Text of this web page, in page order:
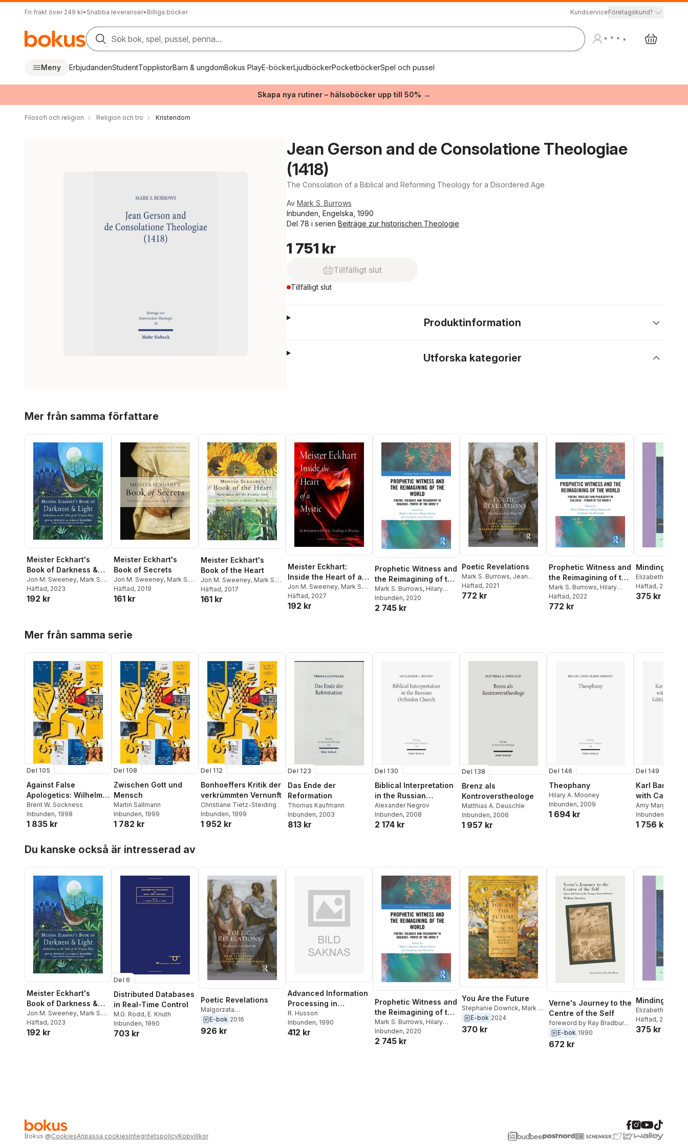
Fri frakt över 249 kr• Snabba leveranser• Billiga böcker KundserviceFöretagskund?
Sök bok, spel, pussel, penna...
Meny ErbjudandenStudentTopplistorBarn & ungdomBokus PlayE-böckerLjudböckerPocketböckerSpel och pussel
Skapa nya rutiner – hälsoböcker upp till 50% →
Filosofi och religion Religion och tro Kristendom
Jean Gerson and de Consolatione Theologiae
(1418)
The Consolation of a Biblical and Reforming Theology for a Disordered Age
Av Mark S. Burrows
Inbunden, Engelska, 1990
Del 78 i serien Beiträge zur historischen Theologie
1 751 kr
Tillfälligt slut
Tillfälligt slut
Produktinformation
Utforska kategorier
Mer från samma författare
Meister Eckhart's
Book of Darkness &
Light
Jon M. Sweeney, Mark S.
Burrows,Meister Eckhart
Häftad, 2023
192 kr
Meister Eckhart's
Book of Secrets
Jon M. Sweeney, Mark S.
Burrows
Häftad, 2019
161 kr
Meister Eckhart's
Book of the Heart
Jon M. Sweeney, Mark S.
Burrows
Häftad, 2017
161 kr
Meister Eckhart:
Inside the Heart of a
Mystic
Jon M. Sweeney, Mark S.
Burrows
Häftad, 2027
192 kr
Prophetic Witness and
the Reimagining of the
World
Mark S. Burrows, Hilary
Davies,Josephine von
Zitzewitz
Inbunden, 2020
2 745 kr
Poetic Revelations
Mark S. Burrows, Jean
Ward,Małgorzata
Grzegorzewska
Häftad, 2021
772 kr
Prophetic Witness and
the Reimagining of the
World
Mark S. Burrows, Hilary
Davies, Josephine von
Zitzewitz
Häftad, 2022
772 kr
Minding the
Elizabeth A.
Elizabeth A.
Burrows
Häftad, 2005
375 kr
Mer från samma serie
Del 105
Against False
Apologetics: Wilhelm
Herrmann and Ernst
Troeltsch in Conflict
Brent W. Sockness
Inbunden, 1998
1 835 kr
Del 108
Zwischen Gott und
Mensch
Martin Sallmann
Inbunden, 1999
1 782 kr
Del 112
Bonhoeffers Kritik der
verkrümmten Vernunft
Christiane Tietz-Steiding
Inbunden, 1999
1 952 kr
Del 123
Das Ende der
Reformation
Thomas Kaufmann
Inbunden, 2003
813 kr
Del 130
Biblical Interpretation
in the Russian
Orthodox Church
Alexander Negrov
Inbunden, 2008
2 174 kr
Del 138
Brenz als
Kontroverstheologe
Matthias A. Deuschle
Inbunden, 2006
1 957 kr
Del 146
Theophany
Hilary A. Mooney
Inbunden, 2009
1 694 kr
Del 149
Karl Barth's
with
Göttingen and
Münster
Amy Marga
Inbunden
1 756 kr
Du kanske också är intresserad av
Meister Eckhart's
Book of Darkness &
Light
Jon M. Sweeney, Mark S.
Burrows,Meister Eckhart
Häftad, 2023
192 kr
Del 6
Distributed Databases
in Real-Time Control
M.G. Rodd, E. Knuth
Inbunden, 1990
703 kr
Poetic Revelations
Malgorzata
Grzegorzewska
Ward, Mark S. Burrows
E-bok 2016
926 kr
Advanced Information
Processing in
Automatic Control
(AIPAC'89)
R. Husson
Inbunden, 1990
412 kr
Prophetic Witness and
the Reimagining of the
World
Mark S. Burrows, Hilary
Davies,Josephine von
Zitzewitz
Inbunden, 2020
2 745 kr
You Are the Future
Stephanie Dowrick, Mark S.
Burrows
E-bok 2024
370 kr
Verne's Journey to the
Centre of the Self
foreword by Ray Bradbury ,
William Butcher
E-bok 1990
672 kr
Minding the
Elizabeth A.
Elizabeth A.
Burrows
Häftad, 2005
375 kr
Bokus @CookiesAnpassa cookiesIntegritetspolicyKöpvillkor